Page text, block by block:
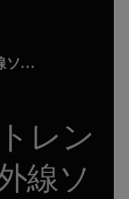
ン
レン
線ソ